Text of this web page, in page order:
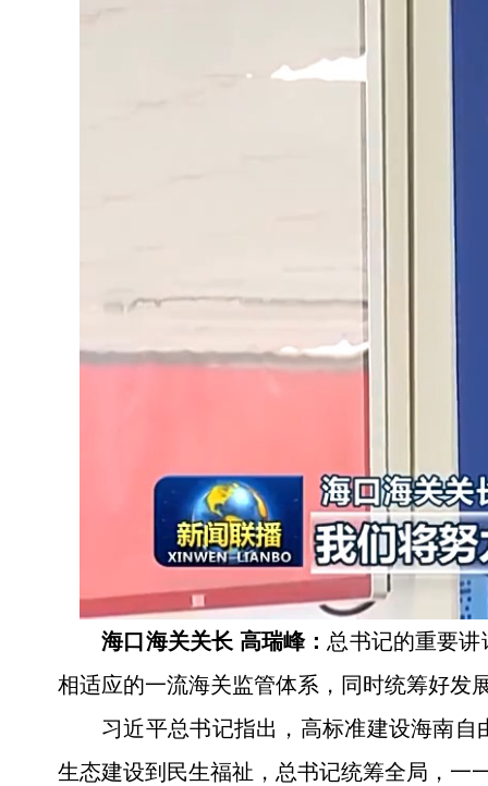
海口海关关长 高瑞峰： 总书记的重要
相适应的一流海关监管体系，同时统筹好发
习近平总书记指出，高标准建设海南
生态建设到民生福祉，总书记统筹全局，一